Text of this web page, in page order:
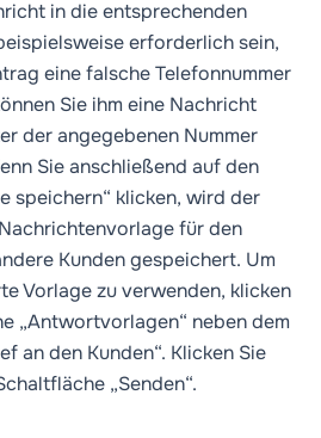
in die entsprechenden
erforderlich sein,
eine falsche Telefonnummer
Sie ihm eine Nachricht
der angegebenen Nummer
Sie anschließend auf den
speichern“ klicken, wird der
für den
Kunden gespeichert. Um
Vorlage zu verwenden, klicken
„Antwortvorlagen“ neben dem
an den Kunden“. Klicken Sie
„Senden“.